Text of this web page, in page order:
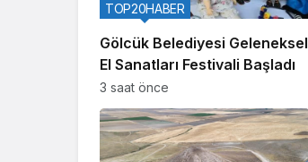
Gölcük Belediyesi Geleneksel
El Sanatları Festivali Başladı
TOP20HABER
3 saat önce